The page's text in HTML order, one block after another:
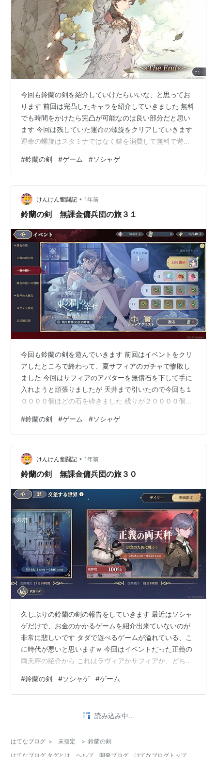
今回も鈴蘭の剣を紹介していけたらいいな、と思ってお
ります 前回は完凸したキャラを紹介していきました 無料
でも時間をかけたら完凸が可能なのは良い部分だと思い
ます 今回は残していた運命の螺旋をクリアしていきます
運命の螺旋はスタミナではなく鍵を消費して無料で遊べ
#鈴蘭の剣 #ゲーム #ソシャゲ
けんけん奮闘記 • 1年前
鈴蘭の剣 無課金傭兵団の旅３１
今回も鈴蘭の剣を遊んでいきます 前回はイベントをクリ
アしたところで終わって、夏サフィアのガチャで惨敗し
ました 今回はサフィアのアバターを無償石を下して手に
入れようと頑張りましたが 天井まで引いたので今回も１
００００個ほどの石を砕きました 残りが２００００個し
#鈴蘭の剣 #ゲーム #ソシャゲ
けんけん奮闘記 • 1年前
鈴蘭の剣 無課金傭兵団の旅３０
久しぶりの鈴蘭の剣の報告をしていきます 最近はソシャ
ゲだけで、お金のかかるゲームを紹介出来ていないのが
非常に悲しいです タダで遊べるゲームが溢れている、こ
に時代が悪いと思いますｗ 今回はイベントだった正義の
両天秤の紹介から これはラヴィアかサフィアか、どちら
#鈴蘭の剣 #ソシャゲ #ゲーム
読み込み中…
はてなブログ > 未指定 > 鈴蘭の剣
はてなブログ タグとは
ヘルプ 開発ブログ はてなブログトップ